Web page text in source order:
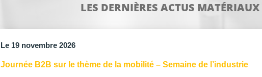
LES DERNIÈRES ACTUS MATÉRIAUX
Le 19 novembre 2026
Journée B2B sur le thème de la mobilité – Semaine de l’industrie